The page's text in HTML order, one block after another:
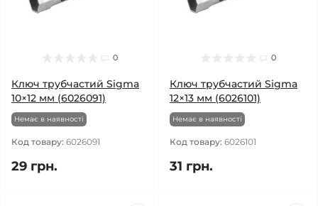
0
Ключ трубчастий Sigma
10×12 мм (6026091)
Немає в наявності
Код товару: 6026091
29 грн.
0
Ключ трубчастий Sigma
12×13 мм (6026101)
Немає в наявності
Код товару: 6026101
31 грн.